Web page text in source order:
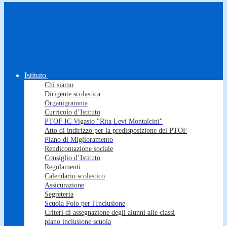
Istituto
Chi siamo
Dirigente scolastica
Organigramma
Curricolo d’Istituto
PTOF IC Vigasio "Rita Levi Montalcini"
Atto di indirizzo per la predisposizione del PTOF
Piano di Miglioramento
Rendicontazione sociale
Consiglio d’Istituto
Regolamenti
Calendario scolastico
Assicurazione
Segreteria
Scuola Polo per l'Inclusione
Criteri di assegnazione degli alunni alle classi
piano inclusione scuola